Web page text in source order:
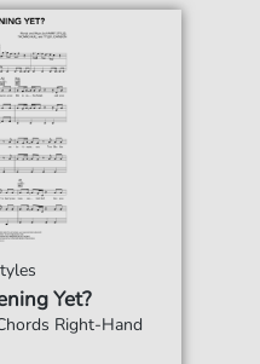
Yet?
Right-Hand